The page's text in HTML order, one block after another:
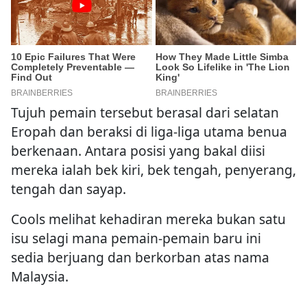
Tujuh pemain tersebut berasal dari selatan
Eropah dan beraksi di liga-liga utama benua
berkenaan. Antara posisi yang bakal diisi
mereka ialah bek kiri, bek tengah, penyerang,
tengah dan sayap.
Cools melihat kehadiran mereka bukan satu
isu selagi mana pemain-pemain baru ini
sedia berjuang dan berkorban atas nama
Malaysia.